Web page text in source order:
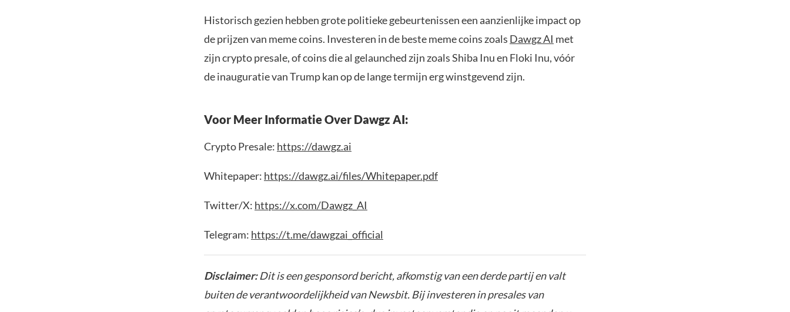
Historisch gezien hebben grote politieke gebeurtenissen een aanzienlijke impact op
de prijzen van meme coins. Investeren in de beste meme coins zoals Dawgz AI met
zijn crypto presale, of coins die al gelaunched zijn zoals Shiba Inu en Floki Inu, vóór
de inauguratie van Trump kan op de lange termijn erg winstgevend zijn.
Voor Meer Informatie Over Dawgz AI:
Crypto Presale: https://dawgz.ai
Whitepaper: https://dawgz.ai/files/Whitepaper.pdf
Twitter/X: https://x.com/Dawgz_AI
Telegram: https://t.me/dawgzai_official
Disclaimer:Dit is een gesponsord bericht, afkomstig van een derde partij en valt
buiten de verantwoordelijkheid van Newsbit. Bij investeren in presales van